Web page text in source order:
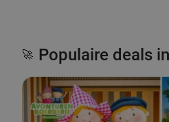
🚀 Populaire deals